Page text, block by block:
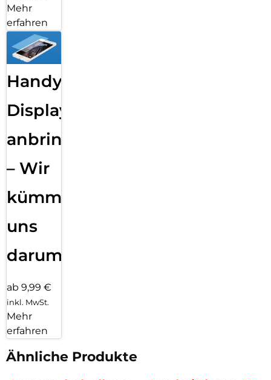
Mehr
erfahren
Handy
Displayfolie
anbringen
– Wir
kümmern
uns
darum!
ab 9,99 €
inkl. MwSt.
Mehr
erfahren
Ähnliche Produkte